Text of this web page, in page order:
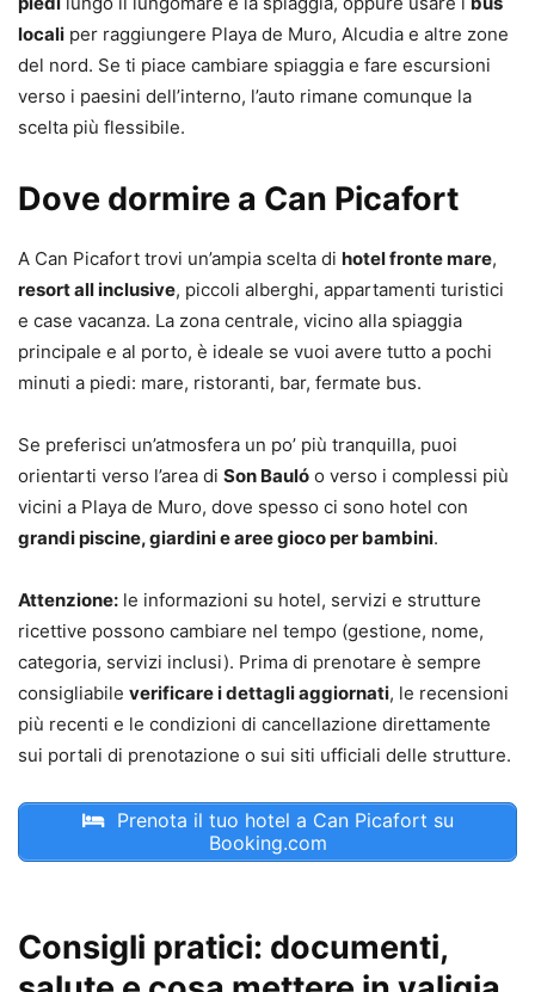
locali per raggiungere Playa de Muro, Alcudia e altre zone
del nord. Se ti piace cambiare spiaggia e fare escursioni
verso i paesini dell’interno, l’auto rimane comunque la
scelta più flessibile.
Dove dormire a Can Picafort
A Can Picafort trovi un’ampia scelta di hotel fronte mare,
resort all inclusive, piccoli alberghi, appartamenti turistici
e case vacanza. La zona centrale, vicino alla spiaggia
principale e al porto, è ideale se vuoi avere tutto a pochi
minuti a piedi: mare, ristoranti, bar, fermate bus.
Se preferisci un’atmosfera un po’ più tranquilla, puoi
orientarti verso l’area di Son Bauló o verso i complessi più
vicini a Playa de Muro, dove spesso ci sono hotel con
grandi piscine, giardini e aree gioco per bambini.
Attenzione: le informazioni su hotel, servizi e strutture
ricettive possono cambiare nel tempo (gestione, nome,
categoria, servizi inclusi). Prima di prenotare è sempre
consigliabile verificare i dettagli aggiornati, le recensioni
più recenti e le condizioni di cancellazione direttamente
sui portali di prenotazione o sui siti ufficiali delle strutture.
Prenota il tuo hotel a Can Picafort su
Booking.com
Consigli pratici: documenti,